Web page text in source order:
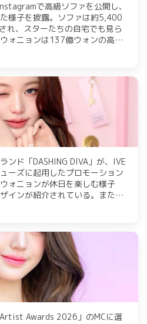
で高級ソファを公開し、
様子を披露。ソファは約5,400
れ、スターたちの自宅でも見ら
ォニョンは137億ウォンの高級
集めている。
ンド「DASHING DIVA」が、IVE
ーズに起用したプロモーション
ォニョンが休日を楽しむ様子
インが紹介されている。また、5
に3,000円以上購入すると、オ
Awards 2026」のMCに選